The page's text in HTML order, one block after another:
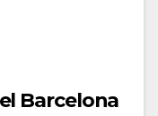
Barcelona